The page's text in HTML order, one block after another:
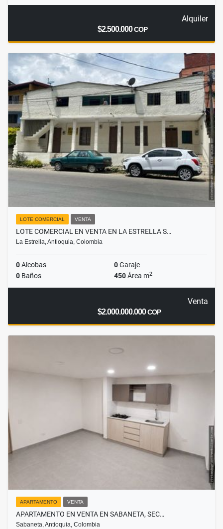
Alquiler
$2.500.000COP
LOTE COMERCIAL VENTA
LOTE COMERCIAL EN VENTA EN LA ESTRELLA S…
La Estrella, Antioquia, Colombia
0Alcobas 0Garaje
0 Baños 450Área m2
Venta
$2.000.000.000COP
APARTAMENTO VENTA
APARTAMENTO EN VENTA EN SABANETA, SEC…
Sabaneta, Antioquia, Colombia